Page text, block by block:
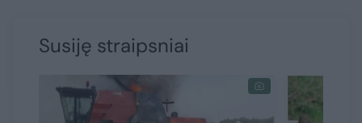
Susiję straipsniai